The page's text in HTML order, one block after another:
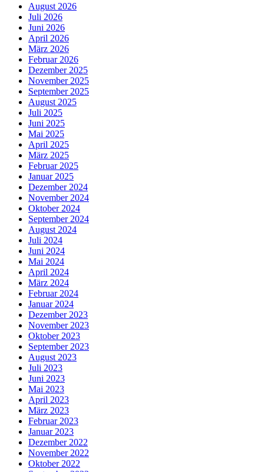
August 2026
Juli 2026
Juni 2026
April 2026
März 2026
Februar 2026
Dezember 2025
November 2025
September 2025
August 2025
Juli 2025
Juni 2025
Mai 2025
April 2025
März 2025
Februar 2025
Januar 2025
Dezember 2024
November 2024
Oktober 2024
September 2024
August 2024
Juli 2024
Juni 2024
Mai 2024
April 2024
März 2024
Februar 2024
Januar 2024
Dezember 2023
November 2023
Oktober 2023
September 2023
August 2023
Juli 2023
Juni 2023
Mai 2023
April 2023
März 2023
Februar 2023
Januar 2023
Dezember 2022
November 2022
Oktober 2022